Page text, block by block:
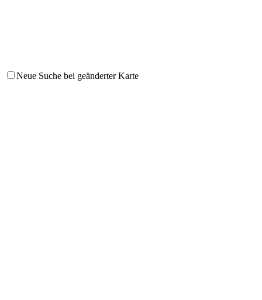
Neue Suche bei geänderter Karte